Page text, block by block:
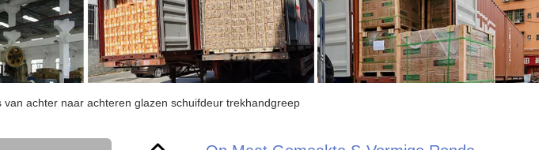
achter naar achteren glazen schuifdeur trekhandgreep